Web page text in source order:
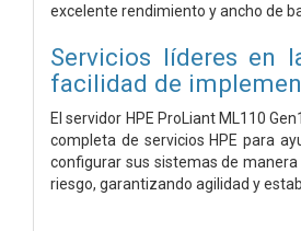
excelente rendimiento y ancho de
Servicios líderes en
facilidad de
El servidor HPE ProLiant ML110
completa de servicios HPE para
configurar sus sistemas de
riesgo, garantizando agilidad y